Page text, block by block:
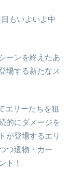
もいよいよ中
ーンを終えたあ
場する新たなス
エリーたちを狙
的にダメージを
が登場するエリ
つ遺物・カー
ト！